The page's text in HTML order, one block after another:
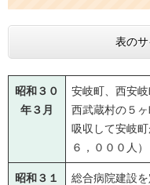
表の
昭和３０
年３月
安岐町、西安岐
西武蔵村の５
吸収して安岐
６，０００人）
昭和３１
総合病院建設